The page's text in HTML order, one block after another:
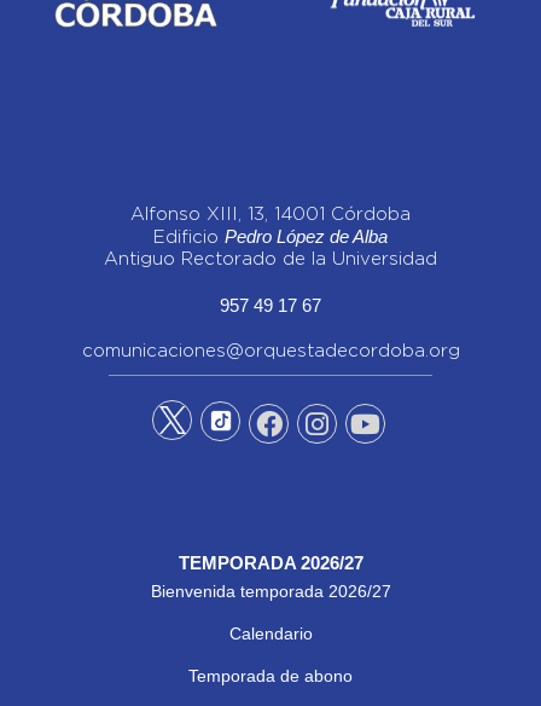
Alfonso XIII, 13, 14001 Córdoba
Edificio Pedro López de Alba
Antiguo Rectorado de la Universidad
957 49 17 67
comunicaciones@orquestadecordoba.org
TEMPORADA 2026/27
Bienvenida temporada 2026/27
Calendario
Temporada de abono